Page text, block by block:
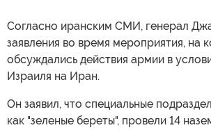
Согласно иранским СМИ, генерал
заявления во время мероприятия, на
обсуждались действия армии в
Израиля на Иран.
Он заявил, что специальные
как "зеленые береты", провели 14